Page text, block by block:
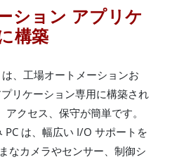
ション アプリケ
構築
、工場オートメーションお
リケーション専用に構築され
クセス、保守が簡単です。
PC は、幅広い I/O サポートを
なカメラやセンサー、制御シ